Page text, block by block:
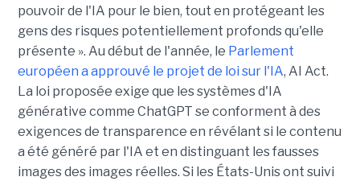
pouvoir de l'IA pour le bien, tout en protégeant les
gens des risques potentiellement profonds qu'elle
présente ». Au début de l'année, le Parlement
européen a approuvé le projet de loi sur l'IA, AI Act.
La loi proposée exige que les systèmes d'IA
générative comme ChatGPT se conforment à des
exigences de transparence en révélant si le contenu
a été généré par l'IA et en distinguant les fausses
images des images réelles. Si les États-Unis ont suivi